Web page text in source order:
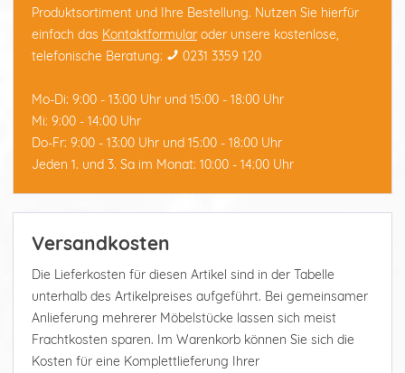
Produktsortiment und Ihre Bestellung. Nutzen Sie hierfür
einfach das Kontaktformular oder unsere kostenlose,
telefonische Beratung:
0231 3359 120
Mo-Di: 9:00 - 13:00 Uhr und 15:00 - 18:00 Uhr
Mi: 9:00 - 14:00 Uhr
Do-Fr: 9:00 - 13:00 Uhr und 15:00 - 18:00 Uhr
Jeden 1. und 3. Sa im Monat: 10:00 - 14:00 Uhr
Versandkosten
Die Lieferkosten für diesen Artikel sind in der Tabelle
unterhalb des Artikelpreises aufgeführt. Bei gemeinsamer
Anlieferung mehrerer Möbelstücke lassen sich meist
Frachtkosten sparen. Im Warenkorb können Sie sich die
Kosten für eine Komplettlieferung Ihrer